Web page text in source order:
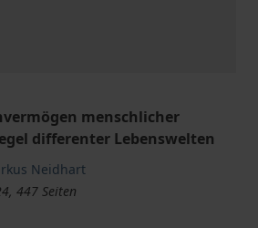
menschlicher
differenter Lebenswelten
Neidhart
447 Seiten